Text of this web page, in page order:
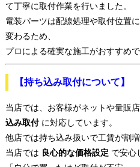
て丁寧に取付作業を行いました。
電装パーツは配線処理や取付位置
変わるため、
プロによる確実な施工がおすすめで
【持ち込み取付について】
当店では、お客様がネットや量販
込み取付に対応しています。
他店では持ち込み扱いで工賃が割
当店では 良心的な価格設定 で安心